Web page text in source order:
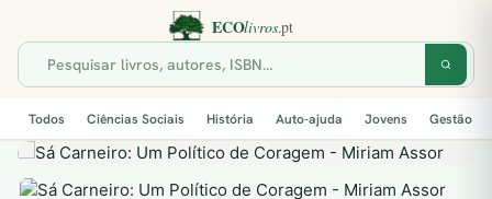
Todos Ciências Sociais História Auto-ajuda Jovens Gestão